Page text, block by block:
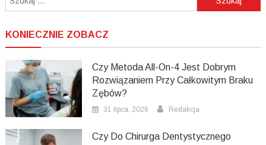
KONIECZNIE ZOBACZ
Czy Metoda All-On-4 Jest Dobrym
Rozwiązaniem Przy Całkowitym Braku
Zębów?
31 lipca, 2026 Redakcja
Czy Do Chirurga Dentystycznego